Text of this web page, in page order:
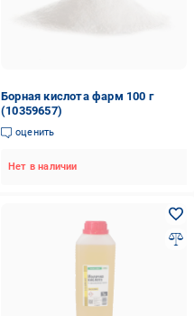
Борная кислота фарм 100 г
(10359657)
оценить
Нет в наличии